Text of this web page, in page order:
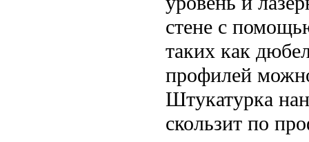
стене с
таких как
профилей
Штукатурка
скользит по